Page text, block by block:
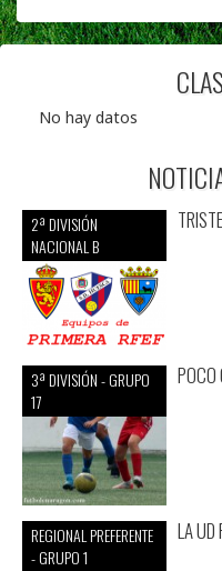
No hay datos
2ª DIVISIÓN
NACIONAL B
3ª DIVISIÓN - GRUPO
17
POCO
REGIONAL PREFERENTE
- GRUPO 1
LA UD